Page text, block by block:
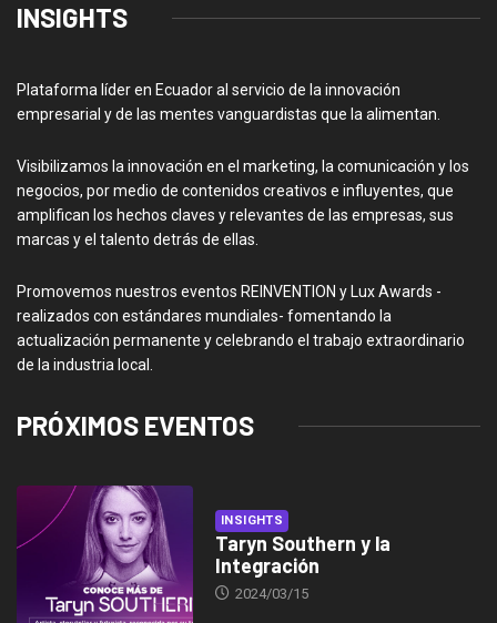
INSIGHTS
Plataforma líder en Ecuador al servicio de la innovación
empresarial y de las mentes vanguardistas que la alimentan.
Visibilizamos la innovación en el marketing, la comunicación y los
negocios, por medio de contenidos creativos e influyentes, que
amplifican los hechos claves y relevantes de las empresas, sus
marcas y el talento detrás de ellas.
Promovemos nuestros eventos REINVENTION y Lux Awards -
realizados con estándares mundiales- fomentando la
actualización permanente y celebrando el trabajo extraordinario
de la industria local.
PRÓXIMOS EVENTOS
INSIGHTS
Taryn Southern y la
Integración
2024/03/15